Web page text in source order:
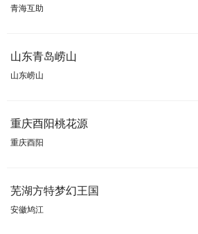
青海互助
山东青岛崂山
山东崂山
重庆酉阳桃花源
重庆酉阳
芜湖方特梦幻王国
安徽鸠江